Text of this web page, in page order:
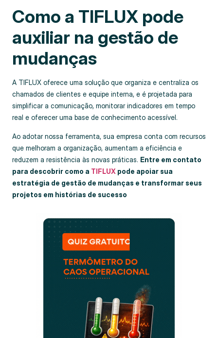
Como a TIFLUX pode
auxiliar na gestão de
mudanças
A TIFLUX oferece uma solução que organiza e centraliza os
chamados de clientes e equipe interna, e é projetada para
simplificar a comunicação, monitorar indicadores em tempo
real e oferecer uma base de conhecimento acessível.
Ao adotar nossa ferramenta, sua empresa conta com recursos
que melhoram a organização, aumentam a eficiência e
reduzem a resistência às novas práticas. Entre em contato
para descobrir como a TIFLUX pode apoiar sua
estratégia de gestão de mudanças e transformar seus
projetos em histórias de sucesso